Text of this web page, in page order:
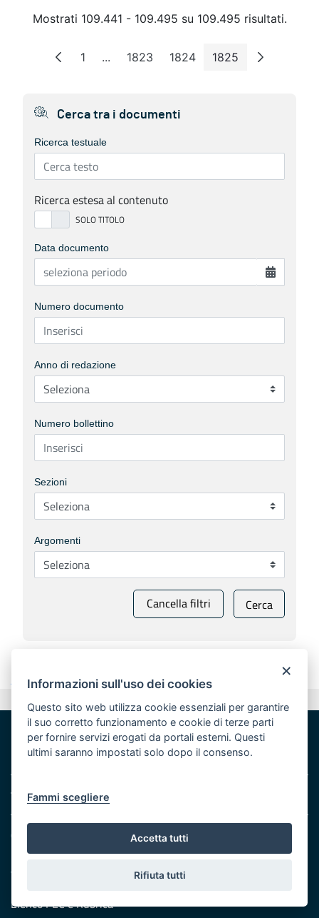
Mostrati 109.441 - 109.495 su 109.495 risultati.
Pagina
1 ...Pagine intermedie
Pagina
1823 Pagina
1824 Pagina
1825
Cerca tra i documenti
Ricerca testuale
Ricerca estesa al contenuto
Data documento
Numero documento
Anno di redazione
Numero bollettino
Sezioni
Argomenti
Cancella filtri Cerca
Ascolta
Area riservata
Contatti e indirizzi
Lungomare N. Sauro, 33 - 70121 Bari
Via G. Gentile, 52 - 70126 Bari
Elenco PECeRubrica
×
Informazioni sull'uso dei cookies
Questo sito web utilizza cookie essenziali per garantire
il suo corretto funzionamento e cookie di terze parti
per fornire servizi erogati da portali esterni. Questi
ultimi saranno impostati solo dopo il consenso.
Fammi scegliere
Accetta tutti
Rifiuta tutti